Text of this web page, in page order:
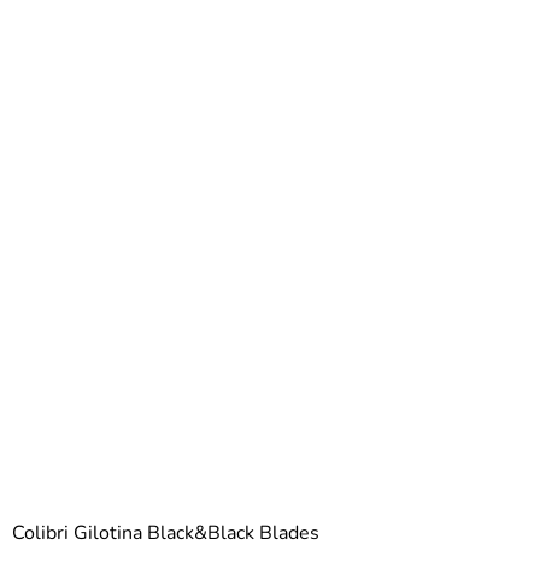
Colibri Gilotina Black&Black Blades